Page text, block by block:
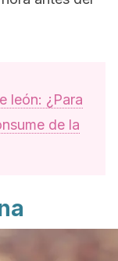
león: ¿Para
de la